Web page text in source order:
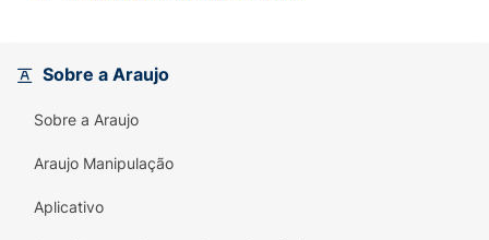
Sobre a Araujo
Sobre a Araujo
Araujo Manipulação
Aplicativo